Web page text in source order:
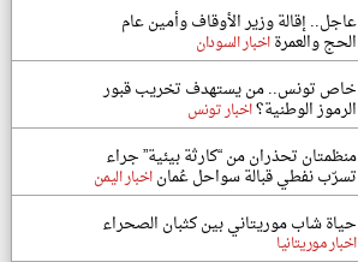
عاجل.. إقالة وزير الأوقاف وأمين عام
الحج والعمرةاخبار السودان
خاص تونس.. من يستهدف تخريب قبور
الرموز الوطنية؟اخبار تونس
منظمتان تحذران من “كارثة بيئية” جراء
تسرّب نفطي قبالة سواحل عُماناخبار اليمن
حياة شاب موريتاني بين كثبان الصحراء
اخبار موريتانيا